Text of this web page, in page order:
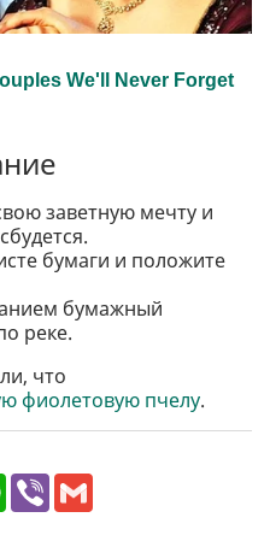
заветную мечту и
бумаги и положите
бумажный
реке.
что
фиолетовую пчелу.
W
h
V